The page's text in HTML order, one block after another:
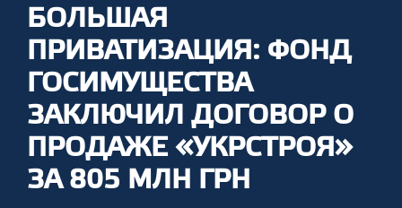
БОЛЬШАЯ
ПРИВАТИЗАЦИЯ: ФОНД
ГОСИМУЩЕСТВА
ЗАКЛЮЧИЛ ДОГОВОР О
ПРОДАЖЕ «УКРСТРОЯ»
ЗА 805 МЛН ГРН